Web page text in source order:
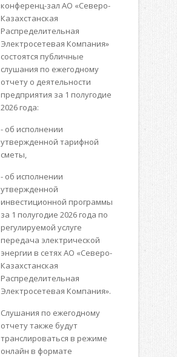
конференц-зал АО «Северо-
Казахстанская
Распределительная
Электросетевая Компания»
состоятся публичные
слушания по ежегодному
отчету о деятельности
предприятия за 1 полугодие
2026 года:
- об исполнении
утвержденной тарифной
сметы,
- об исполнении
утвержденной
инвестиционной программы
за 1 полугодие 2026 года по
регулируемой услуге
передача электрической
энергии в сетях АО «Северо-
Казахстанская
Распределительная
Электросетевая Компания».
Слушания по ежегодному
отчету также будут
транслироваться в режиме
онлайн в формате